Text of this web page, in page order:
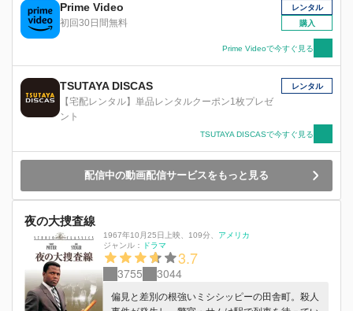
Prime Video
初回30日間無料
レンタル
購入
Prime Videoで今すぐ見る
TSUTAYA DISCAS
【宅配レンタル】単品レンタルクーポン1枚プレゼ
ント
レンタル
TSUTAYA DISCASで今すぐ見る
配信中の動画配信サービスをもっと見る
夜の大捜査線
1967年10月25日上映 109分
アメリカ
ジャンル：
ドラマ
3.7
3755 3044
偏見と差別の根強いミシシッピーの田舎町。殺人